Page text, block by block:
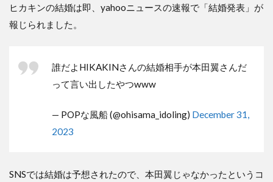
ヒカキンの結婚は即、yahooニュースの速報で「結婚発表」が
報じられました。
誰だよHIKAKINさんの結婚相手が本田翼さんだ
って言い出したやつwww
— POPな風船 (@ohisama_idoling) December 31,
2023
SNSでは結婚は予想されたので、本田翼じゃなかったというコ